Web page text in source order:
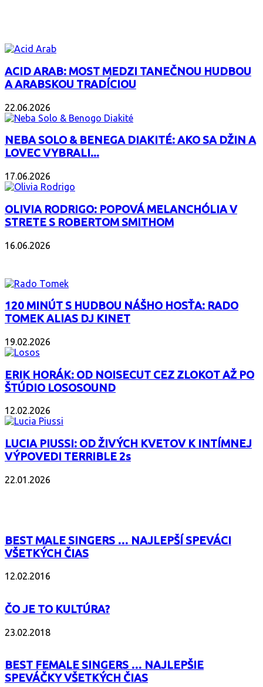
ACID ARAB: MOST MEDZI TANEČNOU HUDBOU
A ARABSKOU TRADÍCIOU
22.06.2026
NEBA SOLO & BENEGA DIAKITÉ: AKO SA DŽIN A
LOVEC VYBRALI...
17.06.2026
OLIVIA RODRIGO: POPOVÁ MELANCHÓLIA V
STRETE S ROBERTOM SMITHOM
16.06.2026
120 MINÚT S HUDBOU NÁŠHO HOSŤA: RADO
TOMEK ALIAS DJ KINET
19.02.2026
ERIK HORÁK: OD NOISECUT CEZ ZLOKOT AŽ PO
ŠTÚDIO LOSOSOUND
12.02.2026
LUCIA PIUSSI: OD ŽIVÝCH KVETOV K INTÍMNEJ
VÝPOVEDI TERRIBLE 2s
22.01.2026
BEST MALE SINGERS … NAJLEPŠÍ SPEVÁCI
VŠETKÝCH ČIAS
12.02.2016
ČO JE TO KULTÚRA?
23.02.2018
BEST FEMALE SINGERS … NAJLEPŠIE
SPEVÁČKY VŠETKÝCH ČIAS